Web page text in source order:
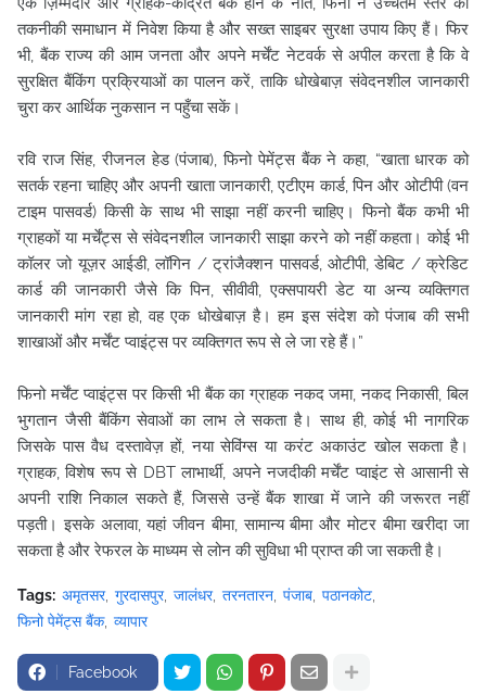
तकनीकी समाधान में निवेश किया है और सख्त साइबर सुरक्षा उपाय किए हैं। फिर
भी, बैंक राज्य की आम जनता और अपने मर्चेंट नेटवर्क से अपील करता है कि वे
सुरक्षित बैंकिंग प्रक्रियाओं का पालन करें, ताकि धोखेबाज़ संवेदनशील जानकारी
चुरा कर आर्थिक नुकसान न पहुँचा सकें।
रवि राज सिंह, रीजनल हेड (पंजाब), फिनो पेमेंट्स बैंक ने कहा, “खाता धारक को
सतर्क रहना चाहिए और अपनी खाता जानकारी, एटीएम कार्ड, पिन और ओटीपी (वन
टाइम पासवर्ड) किसी के साथ भी साझा नहीं करनी चाहिए। फिनो बैंक कभी भी
ग्राहकों या मर्चेंट्स से संवेदनशील जानकारी साझा करने को नहीं कहता। कोई भी
कॉलर जो यूज़र आईडी, लॉगिन / ट्रांजैक्शन पासवर्ड, ओटीपी, डेबिट / क्रेडिट
कार्ड की जानकारी जैसे कि पिन, सीवीवी, एक्सपायरी डेट या अन्य व्यक्तिगत
जानकारी मांग रहा हो, वह एक धोखेबाज़ है। हम इस संदेश को पंजाब की सभी
शाखाओं और मर्चेंट प्वाइंट्स पर व्यक्तिगत रूप से ले जा रहे हैं।”
फिनो मर्चेंट प्वाइंट्स पर किसी भी बैंक का ग्राहक नकद जमा, नकद निकासी, बिल
भुगतान जैसी बैंकिंग सेवाओं का लाभ ले सकता है। साथ ही, कोई भी नागरिक
जिसके पास वैध दस्तावेज़ हों, नया सेविंग्स या करंट अकाउंट खोल सकता है।
ग्राहक, विशेष रूप से DBT लाभार्थी, अपने नजदीकी मर्चेंट प्वाइंट से आसानी से
अपनी राशि निकाल सकते हैं, जिससे उन्हें बैंक शाखा में जाने की जरूरत नहीं
पड़ती। इसके अलावा, यहां जीवन बीमा, सामान्य बीमा और मोटर बीमा खरीदा जा
सकता है और रेफरल के माध्यम से लोन की सुविधा भी प्राप्त की जा सकती है।
Tags: अमृतसर गुरदासपुर जालंधर तरनतारन पंजाब पठानकोट
फिनो पेमेंट्स बैंक व्यापार
Facebook